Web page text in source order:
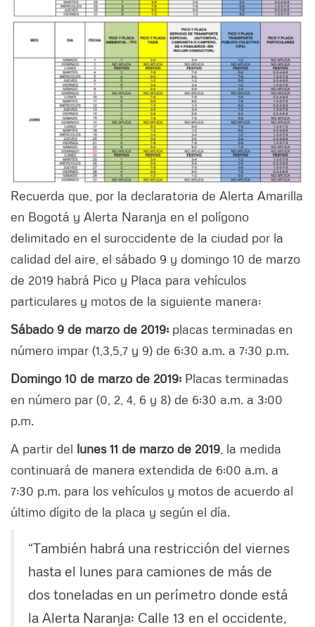
Recuerda que, por la declaratoria de Alerta Amarilla
en Bogotá y Alerta Naranja en el polígono
delimitado en el suroccidente de la ciudad por la
calidad del aire, el sábado 9 y domingo 10 de marzo
de 2019 habrá Pico y Placa para vehículos
particulares y motos de la siguiente manera:
Sábado 9 de marzo de 2019: placas terminadas en
número impar (1,3,5,7 y 9) de 6:30 a.m. a 7:30 p.m.
Domingo 10 de marzo de 2019: Placas terminadas
en número par (0, 2, 4, 6 y 8) de 6:30 a.m. a 3:00
p.m.
A partir del lunes 11 de marzo de 2019 , la medida
continuará de manera extendida de 6:00 a.m. a
7:30 p.m. para los vehículos y motos de acuerdo al
último dígito de la placa y según el día.
“También habrá una restricción del viernes
hasta el lunes para camiones de más de
dos toneladas en un perímetro donde está
la Alerta Naranja: Calle 13 en el occidente,